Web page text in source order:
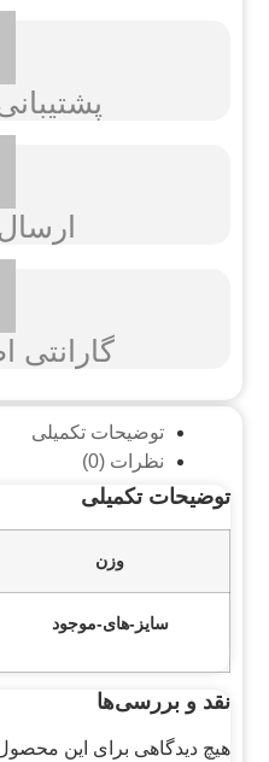
گارانتی
توضیحات تکمیلی
نظرات (0)
توضیحات تکمیلی
وزن
سایز-های-موجود
نقد و بررسی‌ها
هیچ دیدگاهی برای این